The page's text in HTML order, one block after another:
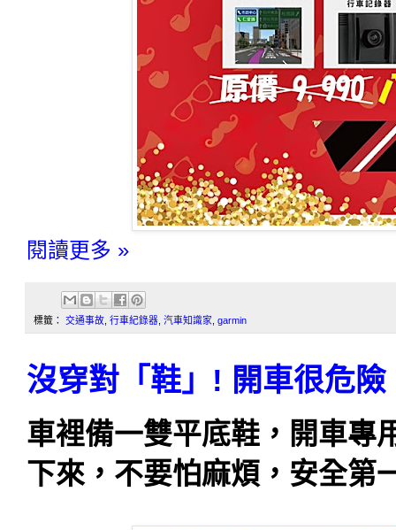
閱讀更多 »
標籤： 交通事故 行車紀錄器 汽車知識家 garmin
沒穿對「鞋」! 開車很危險
車裡備一雙平底鞋，開車專
下來，不要怕麻煩，安全第